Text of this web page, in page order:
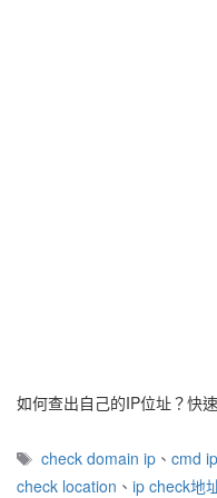
如何查出自己的IP位址？快
標
籤
check domain ip 、cmd ip
check location 、 ip check地